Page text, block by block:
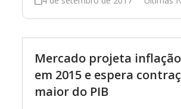
Mercado projeta
em 2015 e espera
maior do PIB